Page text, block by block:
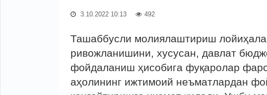
3.10.2022 10:13 492
Ташаббусли молиялаштириш
ривожланишини, хусусан, давлат
фойдаланиш ҳисобига фуқаролар
аҳолининг ижтимоий неъматлардан